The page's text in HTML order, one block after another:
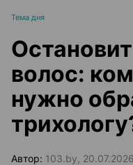
Тема дня
волос:
нужно
Автор: 103.by, 20.07.2026